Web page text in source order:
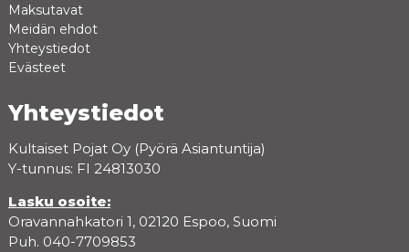
Maksutavat
Meidän ehdot
Yhteystiedot
Evästeet
Yhteystiedot
Kultaiset Pojat Oy (Pyörä Asiantuntija)
Y-tunnus: FI 24813030
Lasku osoite:
Oravannahkatori 1, 02120 Espoo, Suomi
Puh. 040-7709853